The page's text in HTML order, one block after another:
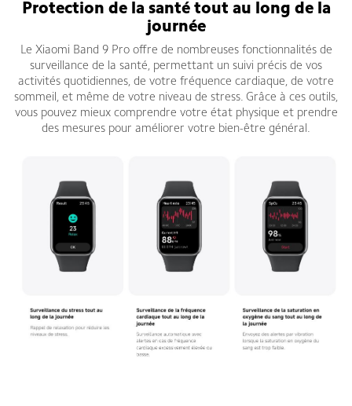
Protection de la santé tout au long de la
journée
Le Xiaomi Band 9 Pro offre de nombreuses fonctionnalités de
surveillance de la santé, permettant un suivi précis de vos
activités quotidiennes, de votre fréquence cardiaque, de votre
sommeil, et même de votre niveau de stress. Grâce à ces outils,
vous pouvez mieux comprendre votre état physique et prendre
des mesures pour améliorer votre bien-être général.